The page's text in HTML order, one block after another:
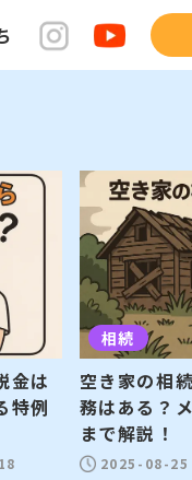
金は
特例
相続
空き家の相
務はある？
まで解説！
2025-08-25